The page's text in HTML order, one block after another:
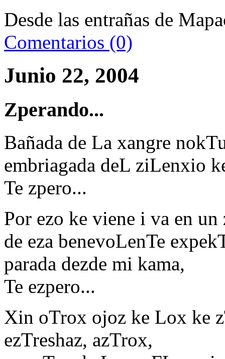
Desde las entrañas de
Comentarios (0)
Junio 22, 2004
Zperando...
Bañada de La xangre
embriagada deL ziLenxio
Te zpero...
Por ezo ke viene i va en
de eza benevoLenTe
parada dezde mi kama,
Te ezpero...
Xin oTrox ojoz ke Lox ke
ezTreshaz, azTrox,